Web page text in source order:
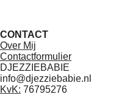
CONTACT
Over Mij
Contactformulier
DJEZZIEBABIE
info@djezziebabie.nl
KvK: 76795276